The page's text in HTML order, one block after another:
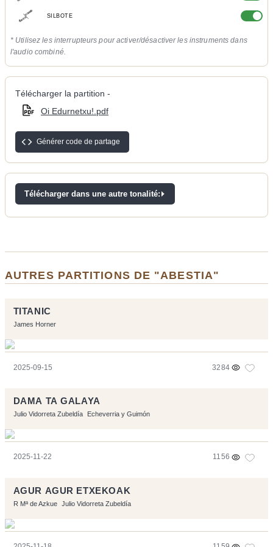
SILBOTE
* Utilisez les interrupteurs pour activer/désactiver les instruments dans
l'audio combiné.
Télécharger la partition -
Oi Edurnetxu!.pdf
Générer code de partage
Télécharger dans une autre tonalité:
AUTRES PARTITIONS DE "ABESTIA"
TITANIC
James Horner
2025-09-15 3284
DAMA TA GALAYA
Julio Vidorreta Zubeldía Echeverria y Guimón
2025-11-22 1156
AGUR AGUR ETXEKOAK
R Mª de Azkue Julio Vidorreta Zubeldía